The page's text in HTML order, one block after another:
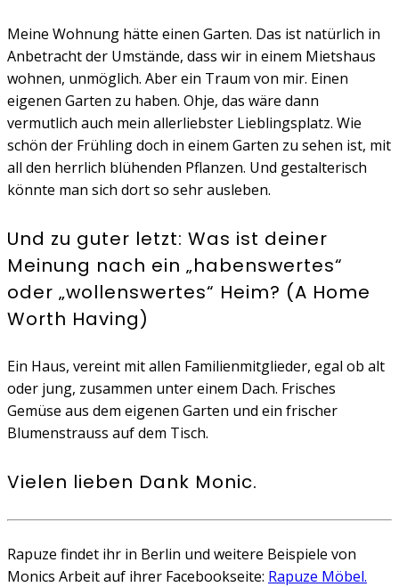
Meine Wohnung hätte einen Garten. Das ist natürlich in
Anbetracht der Umstände, dass wir in einem Mietshaus
wohnen, unmöglich. Aber ein Traum von mir. Einen
eigenen Garten zu haben. Ohje, das wäre dann
vermutlich auch mein allerliebster Lieblingsplatz. Wie
schön der Frühling doch in einem Garten zu sehen ist, mit
all den herrlich blühenden Pflanzen. Und gestalterisch
könnte man sich dort so sehr ausleben.
Und zu guter letzt: Was ist deiner
Meinung nach ein „habenswertes“
oder „wollenswertes“ Heim? (A Home
Worth Having)
Ein Haus, vereint mit allen Familienmitglieder, egal ob alt
oder jung, zusammen unter einem Dach. Frisches
Gemüse aus dem eigenen Garten und ein frischer
Blumenstrauss auf dem Tisch.
Vielen lieben Dank Monic.
Rapuze findet ihr in Berlin und weitere Beispiele von
Monics Arbeit auf ihrer Facebookseite: Rapuze Möbel.